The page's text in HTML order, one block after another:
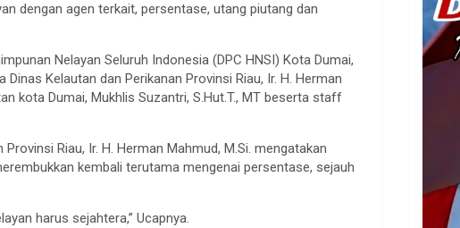
dengan agen terkait, persentase, utang piutang dan
Nelayan Seluruh Indonesia (DPC HNSI) Kota Dumai,
Kelautan dan Perikanan Provinsi Riau, Ir. H. Herman
kota Dumai, Mukhlis Suzantri, S.Hut.T., MT beserta staff
Riau, Ir. H. Herman Mahmud, M.Si. mengatakan
kembali terutama mengenai persentase, sejauh
harus sejahtera,” Ucapnya.